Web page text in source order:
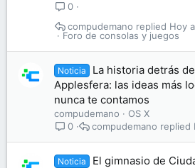
0
Foro de consolas y juegos
Hoy
compudemano
Noticia
La historia detrás
Applesfera: las ideas más
nunca te contamos
compudemano
OS X
0
compudemano
Noticia
El gimnasio de